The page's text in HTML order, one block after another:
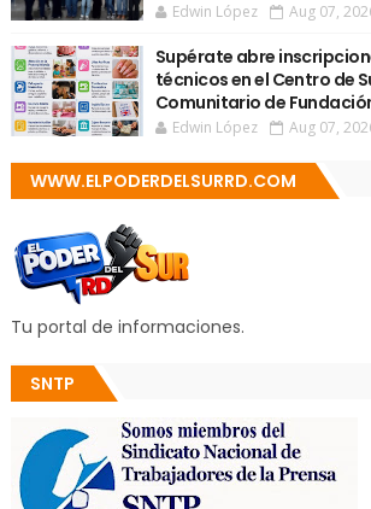
Edwin López Aug 07,
Supérate abre
técnicos en el Centro de
Comunitario de
Edwin López Aug 07,
WWW.ELPODERDELSURRD.COM
Tu portal de informaciones.
SNTP